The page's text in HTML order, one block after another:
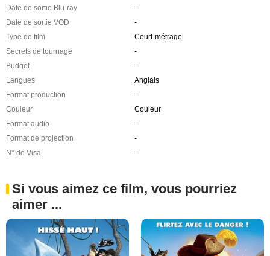
Date de sortie Blu-ray
-
Date de sortie VOD
-
Type de film
Court-métrage
Secrets de tournage
-
Budget
-
Langues
Anglais
Format production
-
Couleur
Couleur
Format audio
-
Format de projection
-
N° de Visa
-
Si vous aimez ce film, vous pourriez
aimer ...